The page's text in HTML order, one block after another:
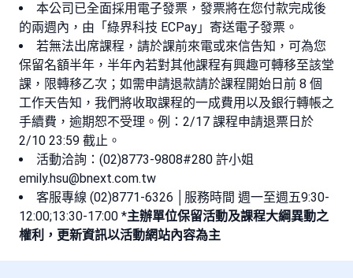
本公司已全面採用電子發票，發票將在您付款完成後
的兩週內，由「綠界科技 ECPay」寄送電子發票。
若無法出席課程，請於課前來電或來信告知，可為您
保留名額半年，半年內若對其他課程有興趣可轉移至該堂
課，限轉移乙次；如需申請退款請於課程開始日前 8 個
工作天告知，我們將收取課程的一成費用以及銀行轉帳之
手續費，逾期恕不受理。例：2/17 課程申請退票日於
2/10 23:59 截止。
活動洽詢：(02)8773-9808#280 許小姐
emily.hsu@bnext.com.tw
客服專線 (02)8771-6326 │服務時間 週一至週五9:30-
12:00;13:30-17:00 *主辦單位保留活動及課程大綱異動之
權利，更新資訊以活動網站內容為主